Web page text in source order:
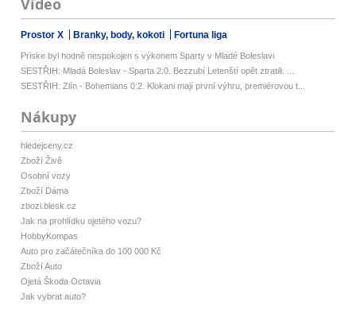
Video
Prostor X Branky, body, kokoti Fortuna liga
Priske byl hodně nespokojen s výkonem Sparty v Mladé Boleslavi
SESTŘIH: Mladá Boleslav - Sparta 2:0. Bezzubí Letenští opět ztratili. ...
SESTŘIH: Zlín - Bohemians 0:2. Klokani mají první výhru, premiérovou t...
Nákupy
hledejceny.cz
Zboží Živě
Osobní vozy
Zboží Dáma
zbozi.blesk.cz
Jak na prohlídku ojetého vozu?
HobbyKompas
Auto pro začátečníka do 100 000 Kč
Zboží Auto
Ojetá Škoda Octavia
Jak vybrat auto?